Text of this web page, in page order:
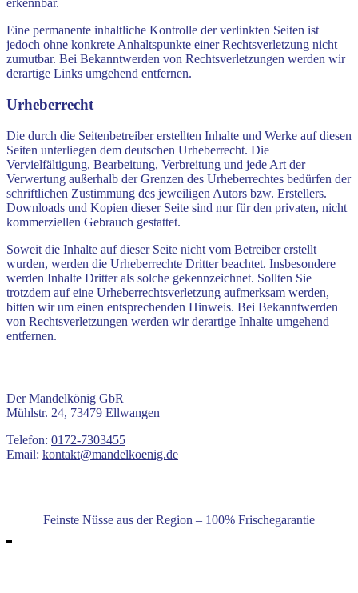
erkennbar.
Eine permanente inhaltliche Kontrolle der verlinkten Seiten ist
jedoch ohne konkrete Anhaltspunkte einer Rechtsverletzung nicht
zumutbar. Bei Bekanntwerden von Rechtsverletzungen werden wir
derartige Links umgehend entfernen.
Urheberrecht
Die durch die Seitenbetreiber erstellten Inhalte und Werke auf diesen
Seiten unterliegen dem deutschen Urheberrecht. Die
Vervielfältigung, Bearbeitung, Verbreitung und jede Art der
Verwertung außerhalb der Grenzen des Urheberrechtes bedürfen der
schriftlichen Zustimmung des jeweiligen Autors bzw. Erstellers.
Downloads und Kopien dieser Seite sind nur für den privaten, nicht
kommerziellen Gebrauch gestattet.
Soweit die Inhalte auf dieser Seite nicht vom Betreiber erstellt
wurden, werden die Urheberrechte Dritter beachtet. Insbesondere
werden Inhalte Dritter als solche gekennzeichnet. Sollten Sie
trotzdem auf eine Urheberrechtsverletzung aufmerksam werden,
bitten wir um einen entsprechenden Hinweis. Bei Bekanntwerden
von Rechtsverletzungen werden wir derartige Inhalte umgehend
entfernen.
Der Mandelkönig GbR
Mühlstr. 24, 73479 Ellwangen
Telefon: 0172-7303455
Email: kontakt@mandelkoenig.de
Feinste Nüsse aus der Region – 100% Frischegarantie